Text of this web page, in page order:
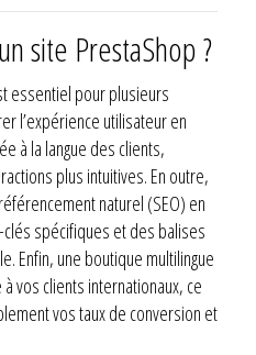
site PrestaShop ?
essentiel pour plusieurs
l’expérience utilisateur en
à la langue des clients,
plus intuitives. En outre,
naturel (SEO) en
spécifiques et des balises
Enfin, une boutique multilingue
vos clients internationaux, ce
vos taux de conversion et